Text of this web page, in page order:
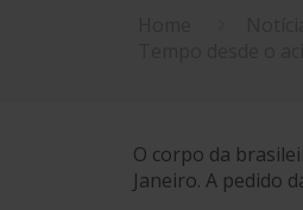
O corpo da
Janeiro. A pedido